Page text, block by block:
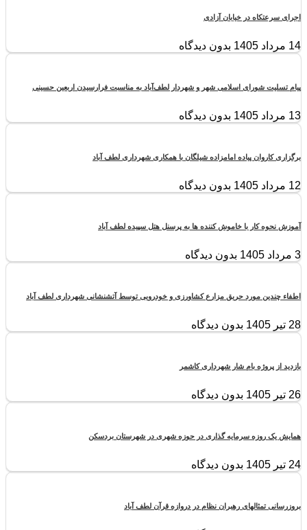
اجرای سرعتکاه در خیابان آزادی
14 مرداد 1405 بدون دیدگاه
پیام تسلیت شورای اسلامی شهر و شهردار لطف‌آباد به مناسبت فرارسیدن اربعین حسینی
13 مرداد 1405 بدون دیدگاه
برگزاری کاروان پیاده امامزاده شیلگان با همکاری شهرداری لطف آباد
12 مرداد 1405 بدون دیدگاه
آموزش نحوه کار با خاموش کننده ها به پرسنل هتل سپیده لطف آباد
3 مرداد 1405 بدون دیدگاه
اطفاء چندین مورد حریق مزارع کشاورزی و خودرویی توسط آتشنشانی شهرداری لطف آباد
28 تیر 1405 بدون دیدگاه
بازدید از پروژه بام شار شهرداری کاشمر
26 تیر 1405 بدون دیدگاه
همایش یک روزه سرمایه گذاری در حوزه شهری در شهرستان بردسکن
24 تیر 1405 بدون دیدگاه
بروزرسانی تمثالهای رهبران نظام در دروازه قرآن لطف آباد